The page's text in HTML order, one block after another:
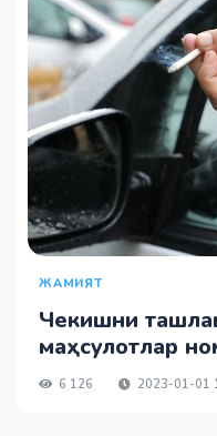
ЖАМИЯТ
Чекишни
маҳсулотлар
6 126 2023-01-01